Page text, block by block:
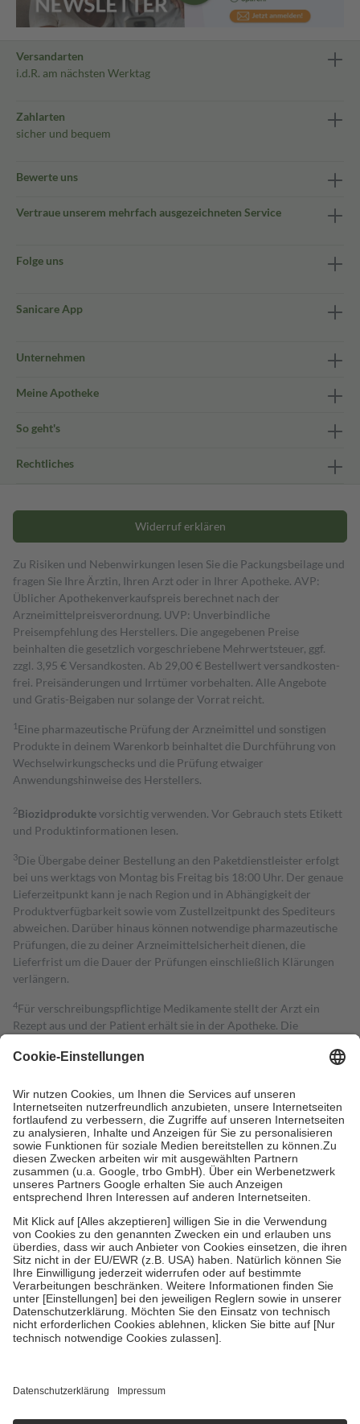
Versandarten
i.d.R. am nächsten Werktag
Zahlarten
sicher und bequem
Bewerte uns
Vertraue unserem mehrfach ausgezeichneten Service
Folge uns
Sanicare App
Unternehmen
Meine Apotheke
So geht's
Rechtliches
Widerruf erklären
Zu Risiken und Nebenwirkungen lesen Sie die Packungsbeilage und
fragen Sie Ihre Ärztin, Ihren Arzt oder in Ihrer Apotheke. AVP:
Üblicher Apothekenverkaufspreis berechnet nach der
Arzneimittelpreisverordnung. UVP: Unverbindliche
Preisempfehlung des Herstellers. Die angegebenen Preise
beinhalten die gesetzlich vorgeschriebene Mehrwertsteuer, ggf.
zzgl. 3,95 € Versandkosten. Ab 29,00 € Bestell­wert versand­kosten­
frei. Preisänderungen und Irrtümer vorbehalten. Alle Angebote
und Gratis-Beigaben nur solange der Vorrat reicht.
1 Eine pharmazeutische Prüfung der Arzneimittel und sonstigen
Produkte in deinem Warenkorb beinhaltet die Durchführung von
Wechselwirkungschecks und die Prüfung etwaiger
Anwendungshinweise des Herstellers.
2Biozidproduktevorsichtig verwenden. Vor Gebrauch stets Etikett
und Produktinformationen lesen.
3Die Übergabe deiner Bestellung an den Paketdienstleister erfolgt
bei uns werktags von Montag bis Freitag bis 18:00 Uhr. Der genaue
Lieferzeitpunkt kann je nach Region und in Abhängigkeit der
Produktverfügbarkeit sowie vom Zustellzeitpunkt des Spediteurs
abweichen. Darüber hinaus können notwendige pharmazeutische
Prüfungen, die zu deiner Arzneimittelsicherheit dienen, die
Lieferfrist um die Dauer der Prüfungen einschließlich Klärungen
verlängern.
4Für verschreibungspflichtige Medikamente stellt der Arzt ein
Rezept aus und der Patient erhält sie in der Apotheke. Die
Kosten dafür, der Versicherte trägt einen Teil davon als Zuzahlung
Grundsätzlich leisten Mitglieder Zuzahlungen in Höhe von zehn
Prozent des Abgabepreises,mindestensjedochfünf Euround
höchstens zehn Euro.Es sind jedoch nie mehr als die tatsächlichen
Kosten der Leistung zu entrichten.
Diese Regeln gelten grundsätzlich auch für Online-Apotheken.
Bei Heilmitteln und häuslicher Krankenpflege beträgt die
Zuzahlung zehn Prozent der Kosten sowie zehn Euro je
Um das Engagement der Versicherten für ihre eigene Gesundheit zu
stärken und die besondere Stellung der Familie zu unterstützen,
fallenkeine Zuzahlungen an bei:
• Kindern und Jugendlichen bis zum vollendeten 18. Lebensjahr
mit Ausnahme der Fahrkosten
• Untersuchungen zur Vorsorge und Früherkennung, die von der
GKV getragen werden
• empfohlenen Schutzimpfungen
Wir nutzen Trusted Shops als unabhängigen Dienstleister für die